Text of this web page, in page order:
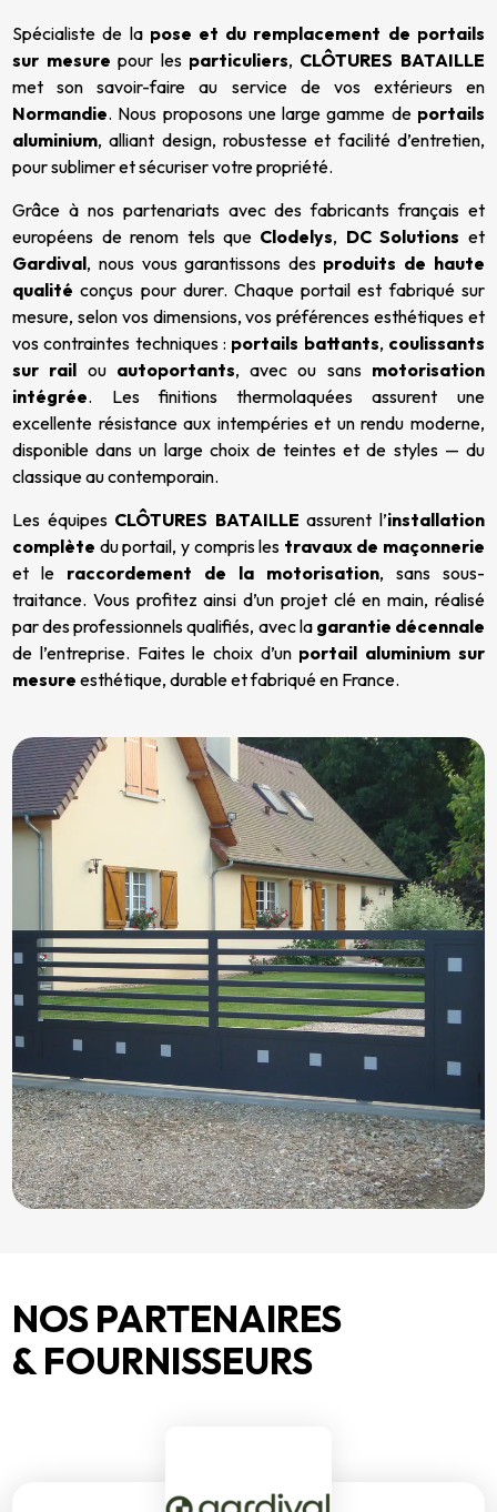
Spécialiste de la pose et du remplacement de portails
sur mesure pour les particuliers, CLÔTURES BATAILLE
met son savoir-faire au service de vos extérieurs en
Normandie. Nous proposons une large gamme de portails
aluminium, alliant design, robustesse et facilité d’entretien,
pour sublimer et sécuriser votre propriété.
Grâce à nos partenariats avec des fabricants français et
européens de renom tels que Clodelys, DC Solutions et
Gardival, nous vous garantissons des produits de haute
qualité conçus pour durer. Chaque portail est fabriqué sur
mesure, selon vos dimensions, vos préférences esthétiques et
vos contraintes techniques : portails battants, coulissants
sur rail ou autoportants, avec ou sans motorisation
intégrée. Les finitions thermolaquées assurent une
excellente résistance aux intempéries et un rendu moderne,
disponible dans un large choix de teintes et de styles — du
classique au contemporain.
Les équipes CLÔTURES BATAILLE assurent l’installation
complète du portail, y compris les travaux de maçonnerie
et le raccordement de la motorisation, sans sous-
traitance. Vous profitez ainsi d’un projet clé en main, réalisé
par des professionnels qualifiés, avec la garantie décennale
de l’entreprise. Faites le choix d’un portail aluminium sur
mesure esthétique, durable et fabriqué en France.
NOS PARTENAIRES
& FOURNISSEURS